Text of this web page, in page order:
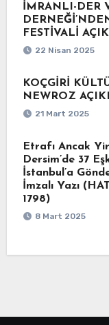
İMRANLI-DER
FESTİVALİ
22 Nisan 2025
KOÇGİRİ
NEWROZ
21 Mart 2025
Etrafı Ancak
Dersim’de 37
İstanbul’a
İmzalı Yazı
1798)
8 Mart 2025